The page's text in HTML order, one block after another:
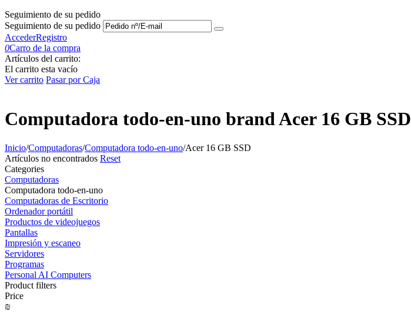
Seguimiento de su pedido
Seguimiento de su pedido
AccederRegistro
0Carro de la compra
Artículos del carrito:
El carrito esta vacío
Ver carrito Pasar por Caja
Computadora todo-en-uno brand Acer 16 GB SSD
Inicio/Computadoras/Computadora todo-en-uno/Acer 16 GB SSD
Artículos no encontrados Reset
Сategories
Computadoras
Computadora todo-en-uno
Computadoras de Escritorio
Ordenador portátil
Productos de videojuegos
Pantallas
Impresión y escaneo
Servidores
Programas
Personal AI Computers
Product filters
Price
₪